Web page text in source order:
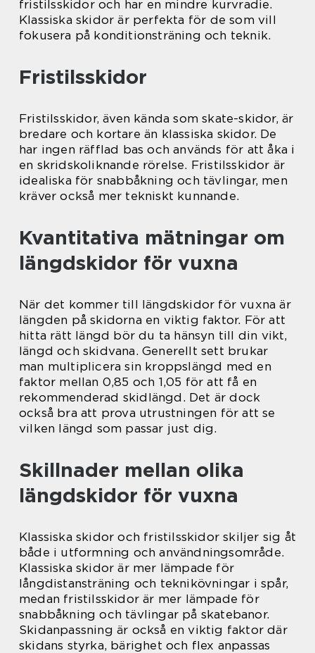
fristilsskidor och har en mindre kurvradie.
Klassiska skidor är perfekta för de som vill
fokusera på konditionsträning och teknik.
Fristilsskidor
Fristilsskidor, även kända som skate-skidor, är
bredare och kortare än klassiska skidor. De
har ingen räfflad bas och används för att åka i
en skridskoliknande rörelse. Fristilsskidor är
idealiska för snabbåkning och tävlingar, men
kräver också mer tekniskt kunnande.
Kvantitativa mätningar om
längdskidor för vuxna
När det kommer till längdskidor för vuxna är
längden på skidorna en viktig faktor. För att
hitta rätt längd bör du ta hänsyn till din vikt,
längd och skidvana. Generellt sett brukar
man multiplicera sin kroppslängd med en
faktor mellan 0,85 och 1,05 för att få en
rekommenderad skidlängd. Det är dock
också bra att prova utrustningen för att se
vilken längd som passar just dig.
Skillnader mellan olika
längdskidor för vuxna
Klassiska skidor och fristilsskidor skiljer sig åt
både i utformning och användningsområde.
Klassiska skidor är mer lämpade för
långdistansträning och teknikövningar i spår,
medan fristilsskidor är mer lämpade för
snabbåkning och tävlingar på skatebanor.
Skidanpassning är också en viktig faktor där
skidans styrka, bärighet och flex anpassas